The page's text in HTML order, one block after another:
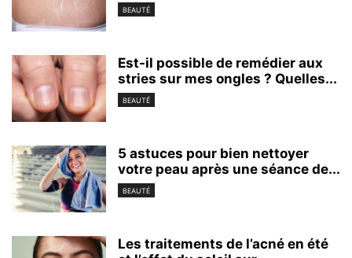
BEAUTÉ
Est-il possible de remédier aux
stries sur mes ongles ? Quelles...
BEAUTÉ
5 astuces pour bien nettoyer
votre peau après une séance de...
BEAUTÉ
Les traitements de l’acné en été